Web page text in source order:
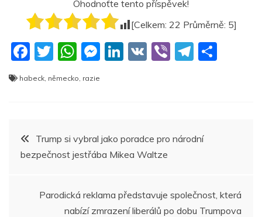
Ohodnoťte tento příspěvek!
[Celkem: 22 Průměrně: 5]
F
c
o
o
T
w
itt
W
at
p
p
M
g
er
Li
n
V
Vi T
m
habeck německo razie
Navigace
pro
příspěvek
Trump si vybral jako poradce pro národní
bezpečnost jestřába Mikea Waltze
Parodická reklama představuje společnost, která
nabízí zmrazení liberálů po dobu Trumpova